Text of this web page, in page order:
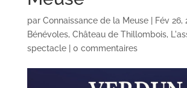
par Connaissance de la Meuse| Fév 26,
Bénévoles, Château de Thillombois,
spectacle| 0 commentaires